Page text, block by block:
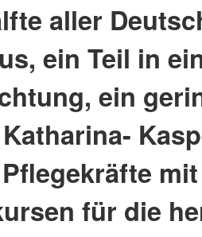
aller
ein Teil in
ein
mit
für die